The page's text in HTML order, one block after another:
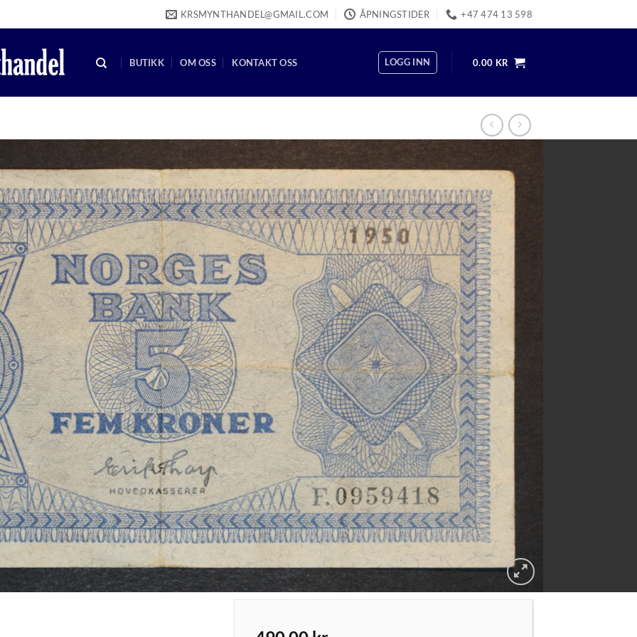
KRSMYNTHANDEL@GMAIL.COM ÅPNINGSTIDER +47 474 13 598
BUTIKK OM OSS KONTAKT OSS LOGG INN 0.00 KR